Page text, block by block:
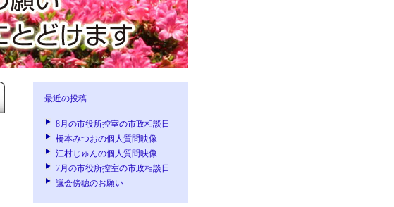
最近の投稿
8月の市役所控室の市政相談日
橋本みつおの個人質問映像
江村じゅんの個人質問映像
7月の市役所控室の市政相談日
議会傍聴のお願い